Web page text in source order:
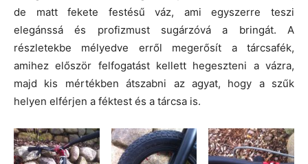
de matt fekete festésű váz, ami egyszerre teszi
elegánssá és profizmust sugárzóvá a bringát. A
részletekbe mélyedve erről megerősít a tárcsafék,
amihez először felfogatást kellett hegeszteni a vázra,
majd kis mértékben átszabni az agyat, hogy a szűk
helyen elférjen a féktest és a tárcsa is.